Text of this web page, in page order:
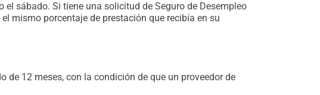
sábado. Si tiene una solicitud de Seguro de Desempleo
mismo porcentaje de prestación que recibía en su
12 meses, con la condición de que un proveedor de